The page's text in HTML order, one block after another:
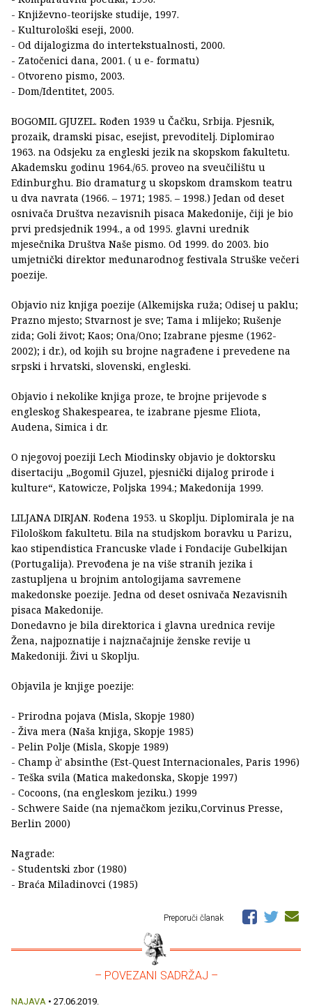
- Književno-teorijske studije, 1997.
- Kulturološki eseji, 2000.
- Od dijalogizma do intertekstualnosti, 2000.
- Zatočenici dana, 2001. ( u e- formatu)
- Otvoreno pismo, 2003.
- Dom/Identitet, 2005.
BOGOMIL GJUZEL. Rođen 1939 u Čačku, Srbija. Pjesnik,
prozaik, dramski pisac, esejist, prevoditelj. Diplomirao
1963. na Odsjeku za engleski jezik na skopskom fakultetu.
Akademsku godinu 1964./65. proveo na sveučilištu u
Edinburghu. Bio dramaturg u skopskom dramskom teatru
u dva navrata (1966. – 1971; 1985. – 1998.) Jedan od deset
osnivača Društva nezavisnih pisaca Makedonije, čiji je bio
prvi predsjednik 1994., a od 1995. glavni urednik
mjesečnika Društva Naše pismo. Od 1999. do 2003. bio
umjetnički direktor međunarodnog festivala Struške večeri
poezije.
Objavio niz knjiga poezije (Alkemijska ruža; Odisej u paklu;
Prazno mjesto; Stvarnost je sve; Tama i mlijeko; Rušenje
zida; Goli život; Kaos; Ona/Ono; Izabrane pjesme (1962-
2002); i dr.), od kojih su brojne nagrađene i prevedene na
srpski i hrvatski, slovenski, engleski.
Objavio i nekolike knjiga proze, te brojne prijevode s
engleskog Shakespearea, te izabrane pjesme Eliota,
Audena, Simica i dr.
O njegovoj poeziji Lech Miodinsky objavio je doktorsku
disertaciju „Bogomil Gjuzel, pjesnički dijalog prirode i
kulture“, Katowicze, Poljska 1994.; Makedonija 1999.
LILJANA DIRJAN. Rođena 1953. u Skoplju. Diplomirala je na
Filološkom fakultetu. Bila na studjskom boravku u Parizu,
kao stipendistica Francuske vlade i Fondacije Gubelkijan
(Portugalija). Prevođena je na više stranih jezika i
zastupljena u brojnim antologijama savremene
makedonske poezije. Jedna od deset osnivača Nezavisnih
pisaca Makedonije.
Donedavno je bila direktorica i glavna urednica revije
Žena, najpoznatije i najznačajnije ženske revije u
Makedoniji. Živi u Skoplju.
Objavila je knjige poezije:
- Prirodna pojava (Misla, Skopje 1980)
- Živa mera (Naša knjiga, Skopje 1985)
- Pelin Polje (Misla, Skopje 1989)
- Champ d̀' absinthe (Est-Quest Internacionales, Paris 1996)
- Teška svila (Matica makedonska, Skopje 1997)
- Cocoons, (na engleskom jeziku.) 1999
- Schwere Saide (na njemačkom jeziku,Corvinus Presse,
Berlin 2000)
Nagrade:
- Studentski zbor (1980)
- Braća Miladinovci (1985)
Preporuči članak
– POVEZANI SADRŽAJ –
NAJAVA • 27.06.2019.